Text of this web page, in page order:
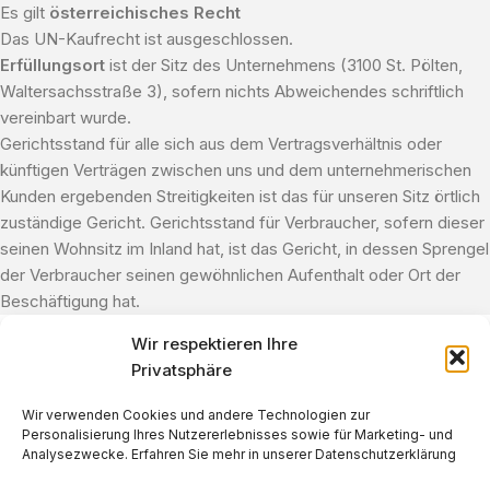
Wir respektieren Ihre
Privatsphäre
Wir verwenden Cookies und andere Technologien zur
Personalisierung Ihres Nutzererlebnisses sowie für Marketing- und
Analysezwecke. Erfahren Sie mehr in unserer Datenschutzerklärung
Es gilt österreichisches Recht
Das UN-Kaufrecht ist ausgeschlossen.
Erfüllungsort ist der Sitz des Unternehmens (3100 St. Pölten,
Waltersachsstraße 3), sofern nichts Abweichendes schriftlich
vereinbart wurde.
Gerichtsstand für alle sich aus dem Vertragsverhältnis oder
künftigen Verträgen zwischen uns und dem unternehmerischen
Kunden ergebenden Streitigkeiten ist das für unseren Sitz örtlich
zuständige Gericht. Gerichtsstand für Verbraucher, sofern dieser
seinen Wohnsitz im Inland hat, ist das Gericht, in dessen Sprengel
der Verbraucher seinen gewöhnlichen Aufenthalt oder Ort der
Beschäftigung hat.